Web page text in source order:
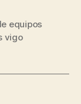
equipos
vigo